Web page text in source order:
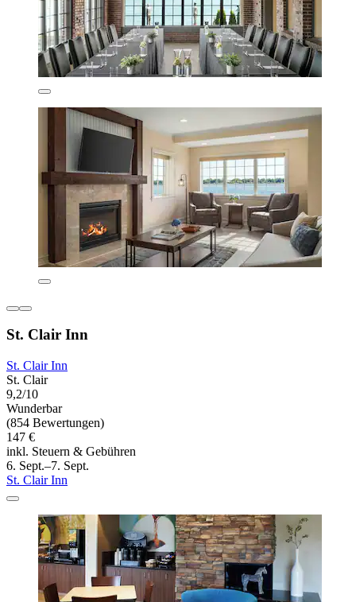
St. Clair Inn
St. Clair Inn
St. Clair
9,2/10
Wunderbar
(854 Bewertungen)
147 €
inkl. Steuern & Gebühren
6. Sept.–7. Sept.
St. Clair Inn